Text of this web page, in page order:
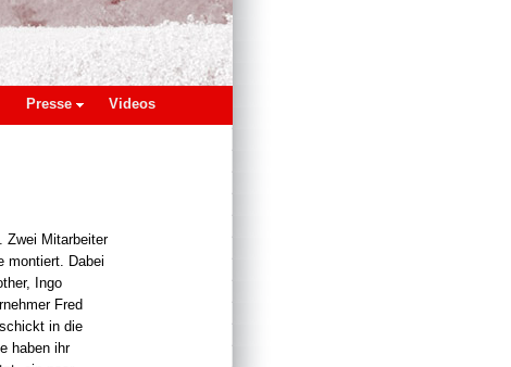
Presse Videos
Zwei Mitarbeiter
montiert. Dabei
Ingo
Fred
in die
haben ihr